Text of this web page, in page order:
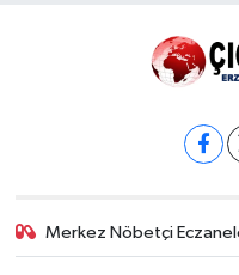
Merkez Nöbetçi